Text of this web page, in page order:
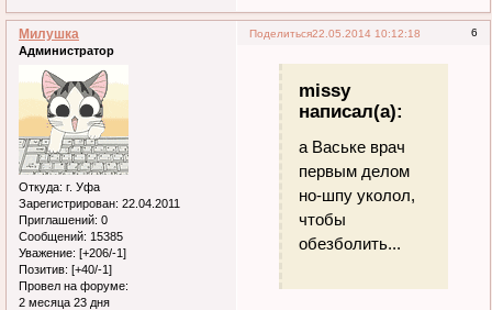
Поделиться 6
22.05.2014 10:12:18
Милушка
Администратор
Откуда: г. Уфа
Зарегистрирован: 22.04.2011
Приглашений: 0
Сообщений: 15385
Уважение: [+206/-1]
Позитив: [+40/-1]
Провел на форуме:
2 месяца 23 дня
missy
написал(а):
а Ваське врач
первым делом
но-шпу уколол,
чтобы
обезболить...